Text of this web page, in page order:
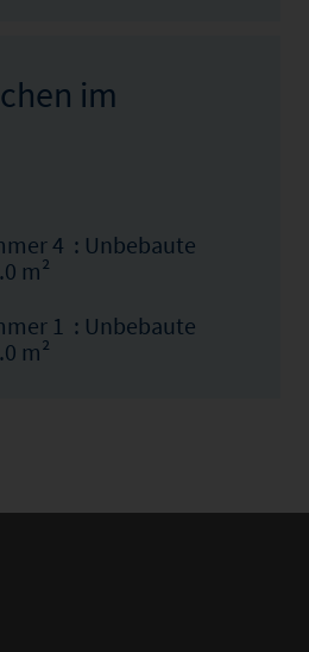
im
4 : Unbebaute
m²
1 : Unbebaute
m²